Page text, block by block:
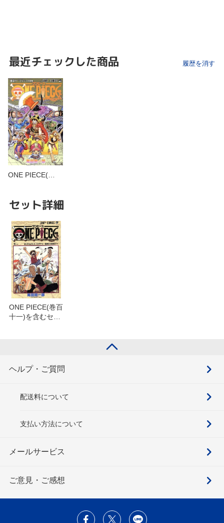
最近チェックした商品 履歴を消す
ONE PIECE(…
セット詳細
ONE PIECE(巻百
十一)を含むセッ
ヘルプ・ご質問
配送料について
支払い方法について
メールサービス
ご意見・ご感想